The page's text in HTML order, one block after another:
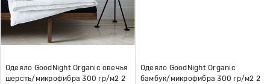
Одеяло GoodNight Organic овечья
шерсть/микрофибра 300 гр/м2 2
Одеяло GoodNight Organic
бамбук/микрофибра 300 гр/м2 2